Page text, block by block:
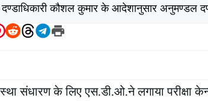
दण्डाधिकारी कौशल कुमार के आदेशानुसार अनुमण्डल
RedditThreads
Telegram
Print
संधारण के लिए एस.डी.ओ.ने लगाया